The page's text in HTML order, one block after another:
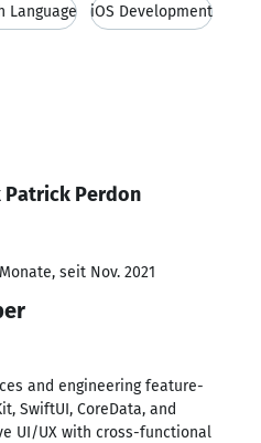
Language iOS Development
Patrick Perdon
seit Nov. 2021
and engineering feature-
SwiftUI, CoreData, and
UI/UX with cross-functional